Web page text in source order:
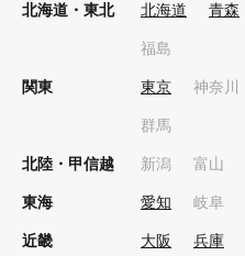
北海道・東北 北海道 青森
福島
関東 東京 神奈川
群馬
北陸・甲信越 新潟 富山
東海 愛知 岐阜
近畿 大阪 兵庫